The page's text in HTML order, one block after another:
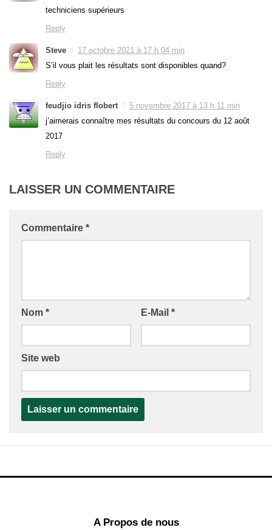
techniciens supérieurs
Reply
Steve
17 octobre 2021 à 17 h 04 min
S’il vous plait les résultats sont disponibles quand?
Reply
feudjio idris flobert
5 novembre 2017 à 13 h 11 min
j’aimerais connaître mes résultats du concours du 12 août
2017
Reply
LAISSER UN COMMENTAIRE
Commentaire *
Nom * E-Mail *
Site web
A Propos de nous